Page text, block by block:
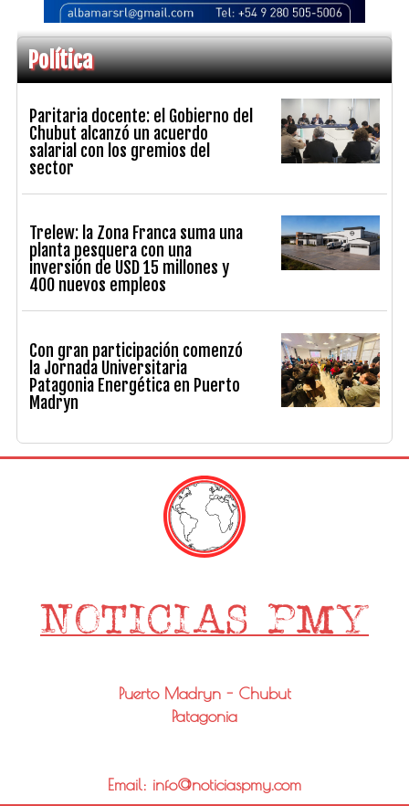
Política
Paritaria docente: el Gobierno del
Chubut alcanzó un acuerdo
salarial con los gremios del
sector
Trelew: la Zona Franca suma una
planta pesquera con una
inversión de USD 15 millones y
400 nuevos empleos
Con gran participación comenzó
la Jornada Universitaria
Patagonia Energética en Puerto
Madryn
Puerto Madryn - Chubut
Patagonia
Email: info@noticiaspmy.com